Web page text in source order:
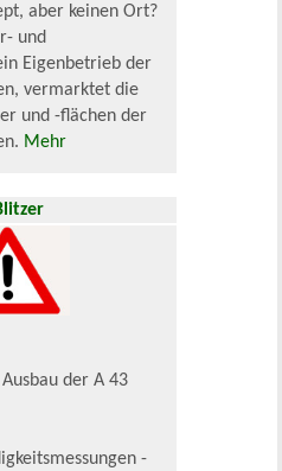
aber keinen Ort?
und
Eigenbetrieb der
vermarktet die
und -flächen der
Mehr
der A 43
-